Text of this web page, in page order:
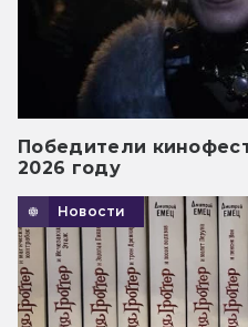
Победители
2026 году
Новости